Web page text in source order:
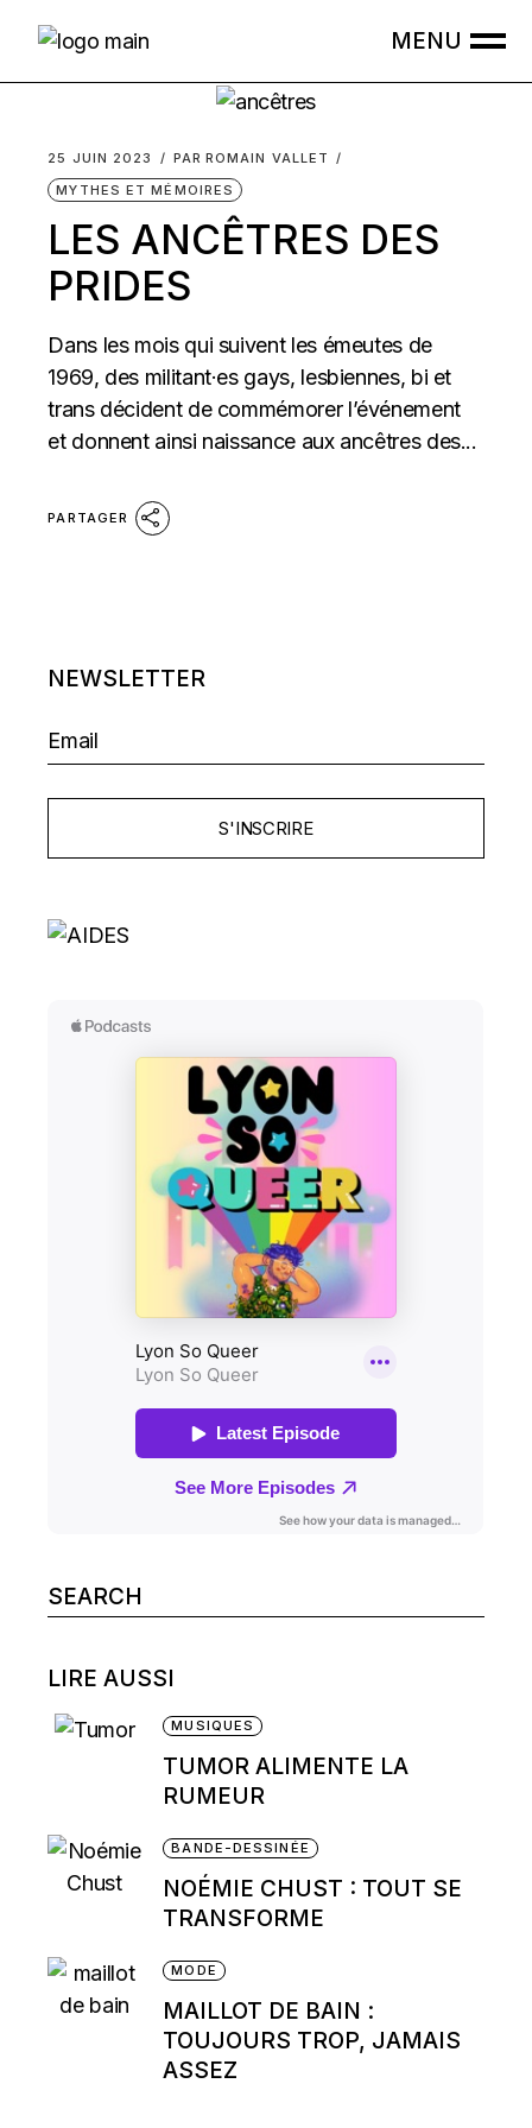
25 JUIN 2023 PAR ROMAIN VALLET
MYTHES ET MÉMOIRES
LES ANCÊTRES DES
PRIDES
Dans les mois qui suivent les émeutes de
1969, des militant·es gays, lesbiennes, bi et
trans décident de commémorer l’événement
et donnent ainsi naissance aux ancêtres des...
PARTAGER
NEWSLETTER
S'INSCRIRE
Search
for:
LIRE AUSSI
MUSIQUES
TUMOR ALIMENTE LA
RUMEUR
BANDE-DESSINÉE
NOÉMIE CHUST : TOUT SE
TRANSFORME
MODE
MAILLOT DE BAIN :
TOUJOURS TROP, JAMAIS
ASSEZ